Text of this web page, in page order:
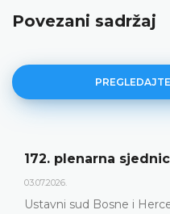
Povezani sadržaj
172. plenarna
03.07.2026.
Ustavni sud Bosne i